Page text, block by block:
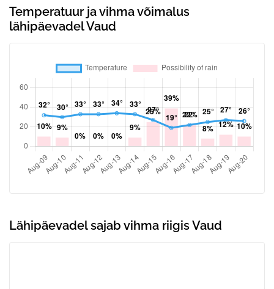
Temperatuur ja vihma võimalus
lähipäevadel Vaud
Lähipäevadel sajab vihma riigis Vaud